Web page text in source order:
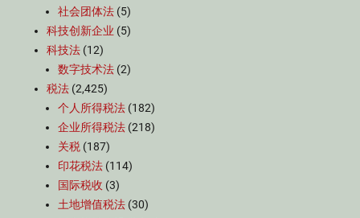
社会团体法 (5)
科技创新企业 (5)
科技法 (12)
数字技术法 (2)
税法 (2,425)
个人所得税法 (182)
企业所得税法 (218)
关税 (187)
印花税法 (114)
国际税收 (3)
土地增值税法 (30)